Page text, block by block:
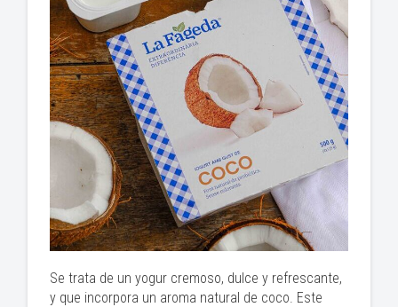
Se trata de un yogur cremoso, dulce y refrescante,
y que incorpora un aroma natural de coco. Este